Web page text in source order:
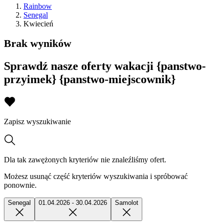
Rainbow
Senegal
Kwiecień
Brak wyników
Sprawdź nasze oferty wakacji {panstwo-
przyimek} {panstwo-miejscownik}
Zapisz wyszukiwanie
Dla tak zawężonych kryteriów nie znaleźliśmy ofert.
Możesz usunąć część kryteriów wyszukiwania i spróbować
ponownie.
Senegal 01.04.2026 - 30.04.2026 Samolot